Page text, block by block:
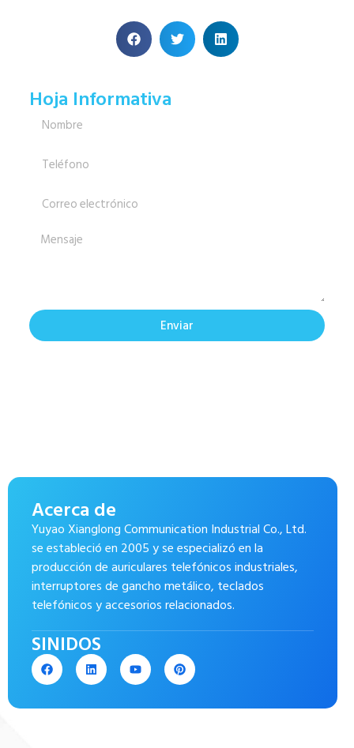
Hoja Informativa
Enviar
Acerca de
Yuyao Xianglong Communication Industrial Co., Ltd.
se estableció en 2005 y se especializó en la
producción de auriculares telefónicos industriales,
interruptores de gancho metálico, teclados
telefónicos y accesorios relacionados.
SINIDOS